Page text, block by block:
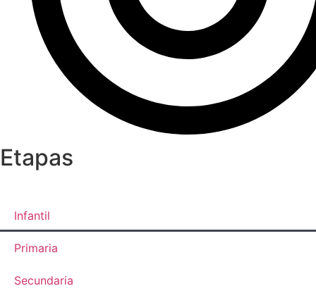
Etapas
Infantil
Primaria
Secundaria